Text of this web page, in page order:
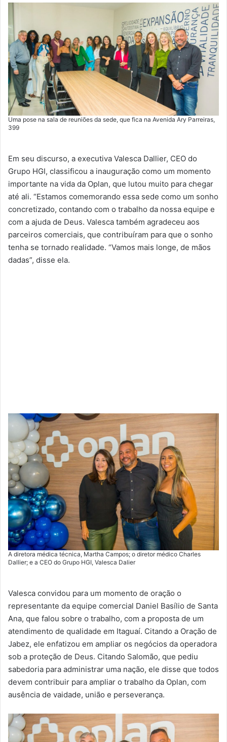
Uma pose na sala de reuniões da sede, que fica na Avenida Ary Parreiras,
399
Em seu discurso, a executiva Valesca Dallier, CEO do
Grupo HGI, classificou a inauguração como um momento
importante na vida da Oplan, que lutou muito para chegar
até ali. “Estamos comemorando essa sede como um sonho
concretizado, contando com o trabalho da nossa equipe e
com a ajuda de Deus. Valesca também agradeceu aos
parceiros comerciais, que contribuíram para que o sonho
tenha se tornado realidade. “Vamos mais longe, de mãos
dadas”, disse ela.
A diretora médica técnica, Martha Campos; o diretor médico Charles
Dallier; e a CEO do Grupo HGI, Valesca Dalier
Valesca convidou para um momento de oração o
representante da equipe comercial Daniel Basílio de Santa
Ana, que falou sobre o trabalho, com a proposta de um
atendimento de qualidade em Itaguaí. Citando a Oração de
Jabez, ele enfatizou em ampliar os negócios da operadora
sob a proteção de Deus. Citando Salomão, que pediu
sabedoria para administrar uma nação, ele disse que todos
devem contribuir para ampliar o trabalho da Oplan, com
ausência de vaidade, união e perseverança.